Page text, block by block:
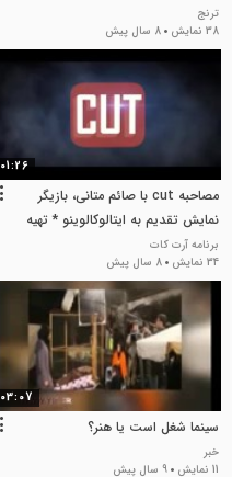
ترنج
38 نمایش
8 سال پیش
01:26
مصاحبه cut با صائم متانی، بازیگر
نمایش تقدیم به ایتالوکالوینو * تهیه
و ساخت مهرداد نونهال
برنامه آرت کات
34 نمایش
8 سال پیش
03:07
سینما شغل است یا هنر؟
خبر
11 نمایش
9 سال پیش